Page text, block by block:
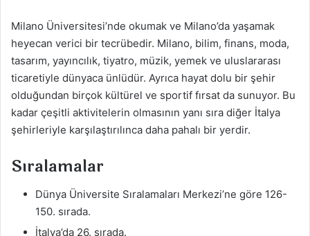
Milano Üniversitesi’nde okumak ve Milano’da yaşamak
heyecan verici bir tecrübedir. Milano, bilim, finans, moda,
tasarım, yayıncılık, tiyatro, müzik, yemek ve uluslararası
ticaretiyle dünyaca ünlüdür. Ayrıca hayat dolu bir şehir
olduğundan birçok kültürel ve sportif fırsat da sunuyor. Bu
kadar çeşitli aktivitelerin olmasının yanı sıra diğer İtalya
şehirleriyle karşılaştırılınca daha pahalı bir yerdir.
Sıralamalar
Dünya Üniversite Sıralamaları Merkezi’ne göre 126-
150. sırada.
İtalya’da 26. sırada.